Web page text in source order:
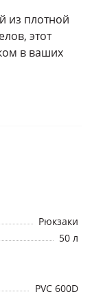
из плотной
этот
в ваших
Рюкзаки
50 л
PVC 600D